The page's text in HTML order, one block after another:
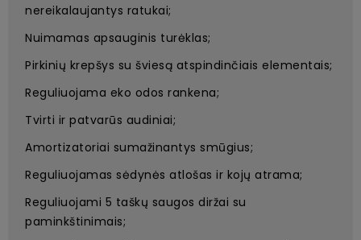
nereikalaujantys ratukai;
Nuimamas apsauginis turėklas;
Pirkinių krepšys su šviesą atspindinčiais elementais;
Reguliuojama eko odos rankena;
Tvirti ir patvarūs audiniai;
Amortizatoriai sumažinantys smūgius;
Reguliuojamas sėdynės atlošas ir kojų atrama;
Reguliuojami 5 taškų saugos diržai su
paminkštinimais;